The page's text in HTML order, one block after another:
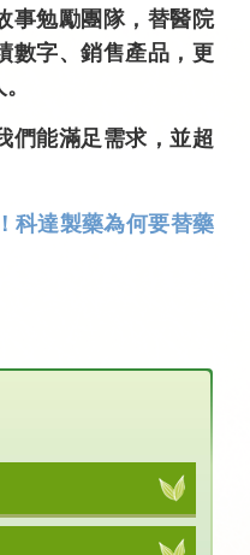
事勉勵團隊，替醫院
數字、銷售產品，更
們能滿足需求，並超
科達製藥為何要替藥